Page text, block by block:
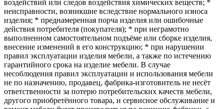
воздействий или следов воздействия химических веществ; *
неисправности, возникшие вследствие нормального износа
изделия; * преднамеренная порча изделия или ошибочные
действия потребителя (покупателя); * при неграмотно
выполненном самостоятельном подъёме или сборке изделия,
внесение изменений в его конструкцию; * при нарушении
правил эксплуатации изделия мебели, а также по истечению
гарантийного срока на изделие мебели. В случае
несоблюдения правил эксплуатации и использования мебели
не по назначению, продавец, фабрика-изготовитель не несёт
ответственности за потерю потребительских качеств мебели,
другого приобретённого товара, и сервисное обслуживание и